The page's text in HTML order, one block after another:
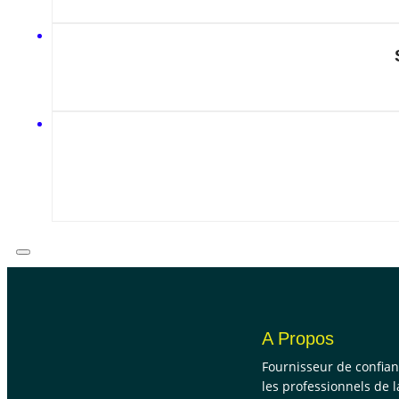
A Propos
Fournisseur de
les professionnels de